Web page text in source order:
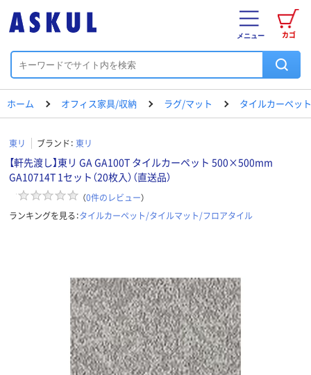
カゴ
メニュー
ホーム オフィス家具/収納 ラグ/マット タイルカーペッ
東リ ブランド： 東リ
【軒先渡し】東リ GA GA100T タイルカーペット 500×500mm
GA10714T 1セット（20枚入）（直送品）
（0件のレビュー）
ランキングを見る：タイルカーペット/タイルマット/フロアタイル